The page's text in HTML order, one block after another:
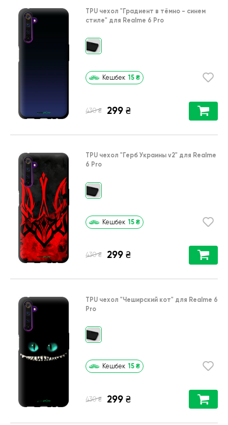
TPU чехол "Градиент в тёмно - синем
стиле" для Realme 6 Pro
Кешбек 15 ₴
430 ₴ 299 ₴
TPU чехол "Герб Украины v2" для Realme
6 Pro
Кешбек 15 ₴
430 ₴ 299 ₴
TPU чехол "Чеширский кот" для Realme 6
Pro
Кешбек 15 ₴
430 ₴ 299 ₴